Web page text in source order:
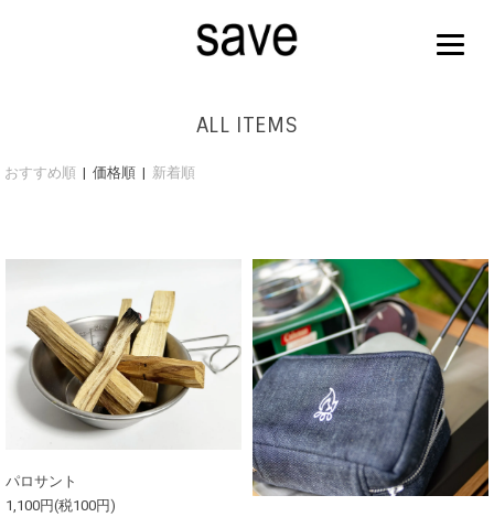
ALL ITEMS
おすすめ順 | 価格順 | 新着順
パロサント
1,100円(税100円)